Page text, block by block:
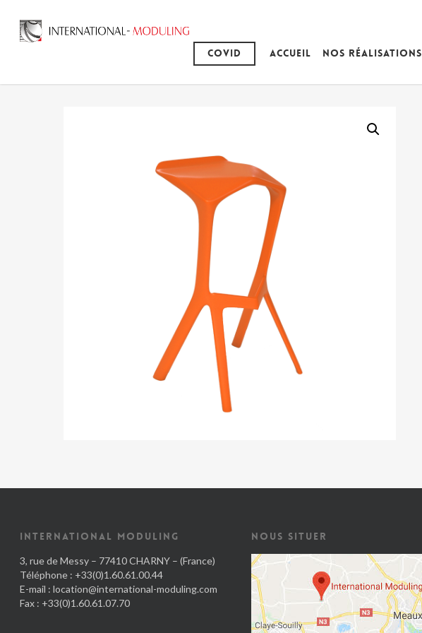
Covid Accueil Nos réalisations
INTERNATIONAL MODULING
3, rue de Messy – 77410 CHARNY – (France)
Téléphone : +33(0)1.60.61.00.44
E-mail : location@international-moduling.com
Fax : +33(0)1.60.61.07.70
NOUS SITUER